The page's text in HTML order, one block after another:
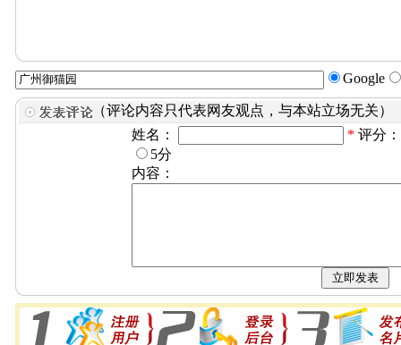
Google
（评论内容只代表网友观点，与本站立场无关）
姓名：
* 评分
5分
内容：